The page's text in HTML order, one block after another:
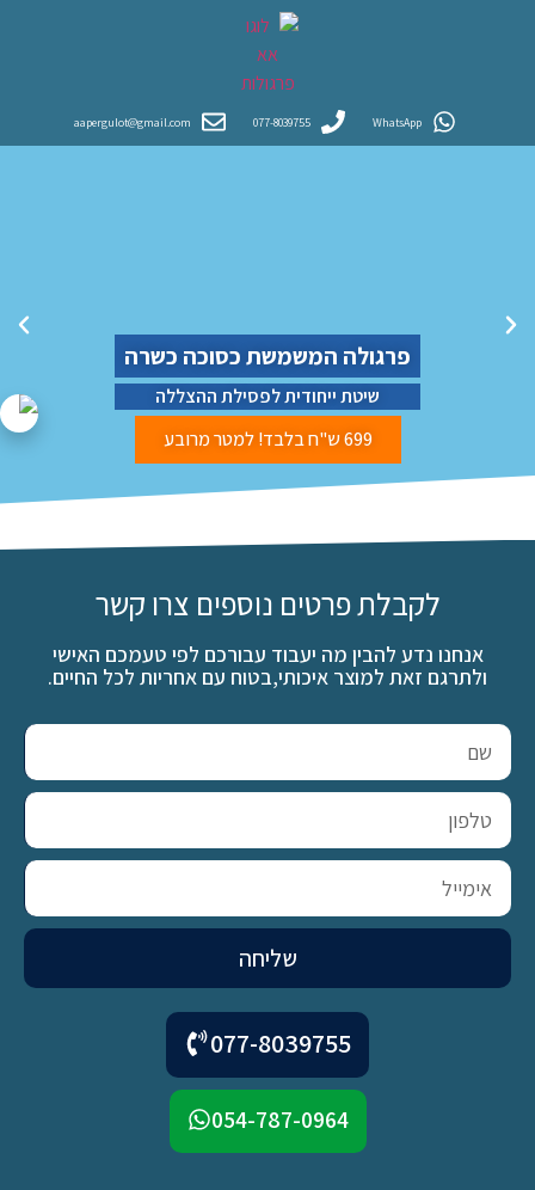
WhatsApp
077-8039755
aapergulot@gmail.com
פרגולה המשמשת כסוכה כשרה
שיטת ייחודית לפסילת ההצללה
699 ש"ח בלבד! למטר מרובע
לקבלת פרטים נוספים צרו קשר
אנחנו נדע להבין מה יעבוד עבורכם לפי טעמכם האישי
ולתרגם זאת למוצר איכותי,בטוח עם אחריות לכל החיים.
שליחה
077-8039755
054-787-0964